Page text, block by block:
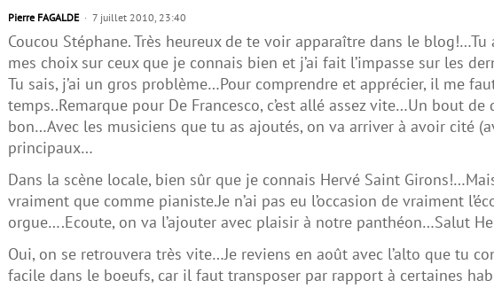
Pierre FAGALDE 7 juillet 2010, 23:40
Coucou Stéphane. Très heureux de te voir apparaître dans le blog!…Tu
mes choix sur ceux que je connais bien et j’ai fait l’impasse sur les
Tu sais, j’ai un gros problème…Pour comprendre et apprécier, il me
temps..Remarque pour De Francesco, c’est allé assez vite…Un bout de
bon…Avec les musiciens que tu as ajoutés, on va arriver à avoir cité
principaux…
Dans la scène locale, bien sûr que je connais Hervé Saint
vraiment que comme pianiste.Je n’ai pas eu l’occasion de vraiment
orgue….Ecoute, on va l’ajouter avec plaisir à notre panthéon…Salut
Oui, on se retrouvera très vite…Je reviens en août avec l’alto que tu
facile dans le boeufs, car il faut transposer par rapport à certaines